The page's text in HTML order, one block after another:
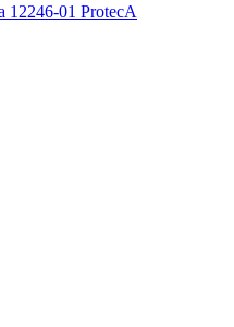
12246-01 ProtecA